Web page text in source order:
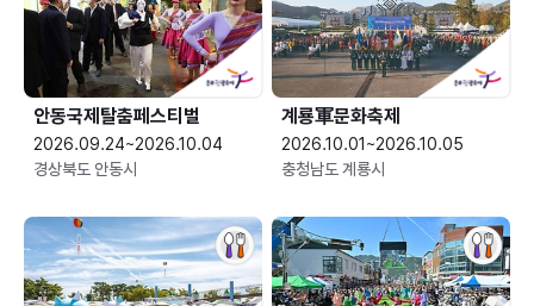
안동국제탈춤페스티벌
2026.09.24~2026.10.04
경상북도 안동시
2026.10.01~2026.10.05
충청남도 계룡시